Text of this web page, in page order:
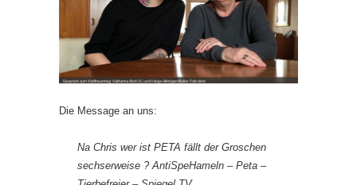
Die Message an uns:
Na Chris wer ist PETA fällt der Groschen
sechserweise ? AntiSpeHameln – Peta –